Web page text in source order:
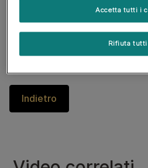
Purina Nutritionist David
Indietro
Rifiuta tutti
Accetta tutti i